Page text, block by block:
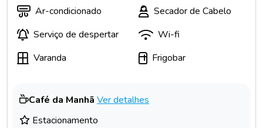
Ar-condicionado
Secador de Cabelo
Serviço de despertar
Wi-fi
Varanda
Frigobar
Café da Manhã Ver detalhes
Estacionamento